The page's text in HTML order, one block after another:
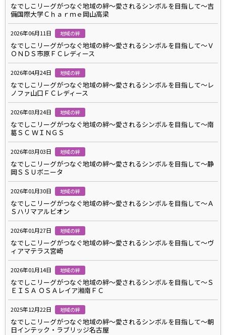
なでしこリーグがつなぐ地域の絆～愛されるシンボルを目指して～吉
備国際大学Ｃｈａｒｍｅ岡山高梁
2026年06月11日 地域の絆
なでしこリーグがつなぐ地域の絆～愛されるシンボルを目指して～Ｖ
ＯＮＤＳ市原ＦＣレディース
2026年04月24日 地域の絆
なでしこリーグがつなぐ地域の絆～愛されるシンボルを目指して～レ
ノファ山口ＦＣレディース
2026年03月24日 地域の絆
なでしこリーグがつなぐ地域の絆～愛されるシンボルを目指して～南
葛ＳＣ ＷＩＮＧＳ
2026年03月03日 地域の絆
なでしこリーグがつなぐ地域の絆～愛されるシンボルを目指して～静
岡ＳＳＵボニータ
2026年01月30日 地域の絆
なでしこリーグがつなぐ地域の絆～愛されるシンボルを目指して～Ａ
Ｓハリマアルビオン
2026年01月27日 地域の絆
なでしこリーグがつなぐ地域の絆～愛されるシンボルを目指して～ヴ
ィアマテラス宮崎
2026年01月14日 地域の絆
なでしこリーグがつなぐ地域の絆～愛されるシンボルを目指して～Ｓ
ＥＩＳＡ ＯＳＡレイア湘南ＦＣ
2025年12月22日 地域の絆
なでしこリーグがつなぐ地域の絆～愛されるシンボルを目指して～朝
日インテック・ラブリッジ名古屋